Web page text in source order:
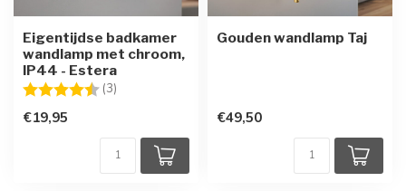
Eigentijdse badkamer
wandlamp met chroom,
IP44 - Estera
Beoordeling: (3)
€19,95
Gouden wandlamp Taj
€49,50